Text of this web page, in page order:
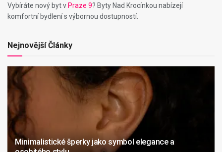
Vybíráte nový byt vPraze 9? Byty Nad Krocínkou nabízejí
komfortní bydlení s výbornou dostupností.
Nejnovější Články
Minimalistické šperky jako symbol elegance a